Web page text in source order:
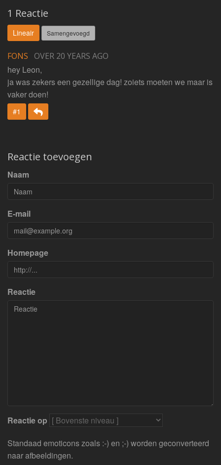
1 Reactie
Lineair Samengevoegd
FONS OVER 20 YEARS AGO
hey Leon,
ja was zekers een gezellige dag! zoiets moeten we maar is
vaker doen!
#1 Beantwoorden
Reactie toevoegen
Naam
E-mail
Homepage
Reactie
Reactie op
Standaad emoticons zoals :-) en ;-) worden geconverteerd
naar afbeeldingen.